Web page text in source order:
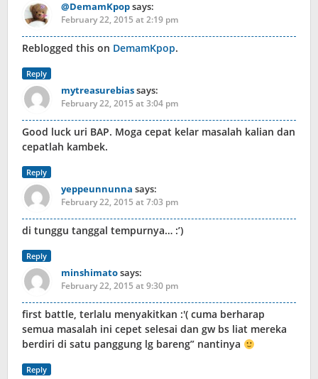
@DemamKpopsays:
February 22, 2015 at 2:19 pm
Reblogged this on DemamKpop.
Reply
mytreasurebiassays:
February 22, 2015 at 3:04 pm
Good luck uri BAP. Moga cepat kelar masalah kalian dan
cepatlah kambek.
Reply
yeppeunnunna says:
February 22, 2015 at 7:03 pm
di tunggu tanggal tempurnya… :’)
Reply
minshimatosays:
February 22, 2015 at 9:30 pm
first battle, terlalu menyakitkan :'( cuma berharap
semua masalah ini cepet selesai dan gw bs liat mereka
berdiri di satu panggung lg bareng” nantinya
Reply